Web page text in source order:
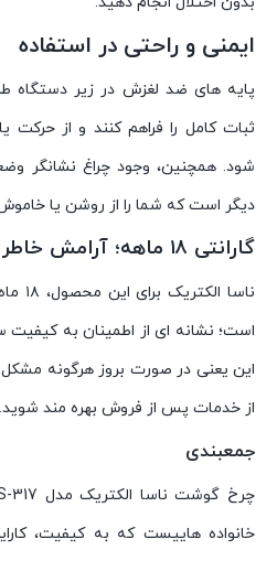
ایمنی و راحتی در استفاده
پایه های ضد لغزش در زیر دستگاه
ثبات کامل را فراهم کنند و از
شود. همچنین، وجود چراغ نشانگر
دیگر است که شما را از روشن یا
گارانتی ۱۸ ماهه؛ آرامش خاطر پس از خرید
است؛ نشانه ای از اطمینان به
این یعنی در صورت بروز هرگونه مشکل
از خدمات پس از فروش بهره مند شوید.
جمعبندی
خانواده هاییست که به کیفیت،